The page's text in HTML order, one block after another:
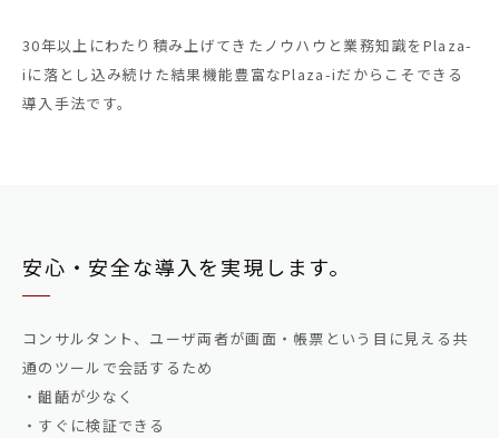
30年以上にわたり積み上げてきたノウハウと業務知識をPlaza-
iに落とし込み続けた結果機能豊富なPlaza-iだからこそできる
導入手法です。
安心・安全な導入を実現します。
コンサルタント、ユーザ両者が画面・帳票という目に見える共
通のツールで会話するため
・齟齬が少なく
・すぐに検証できる